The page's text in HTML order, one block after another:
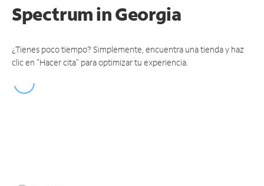
Spectrumin Georgia
¿Tienes poco tiempo? Simplemente, encuentra una tienda y haz
clic en "Hacer cita" para optimizar tu experiencia.